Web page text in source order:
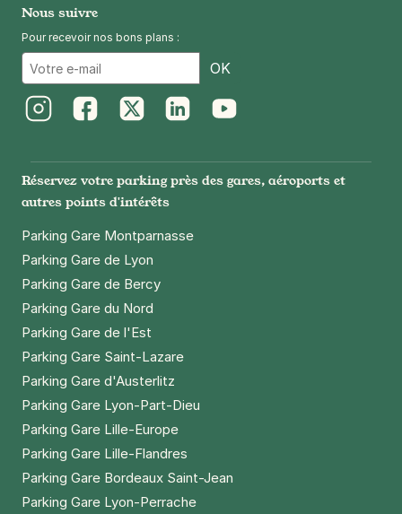
Nous suivre
Pour recevoir nos bons plans :
OK
Réservez votre parking près des gares, aéroports et
autres points d'intérêts
Parking Gare Montparnasse
Parking Gare de Lyon
Parking Gare de Bercy
Parking Gare du Nord
Parking Gare de l'Est
Parking Gare Saint-Lazare
Parking Gare d'Austerlitz
Parking Gare Lyon-Part-Dieu
Parking Gare Lille-Europe
Parking Gare Lille-Flandres
Parking Gare Bordeaux Saint-Jean
Parking Gare Lyon-Perrache